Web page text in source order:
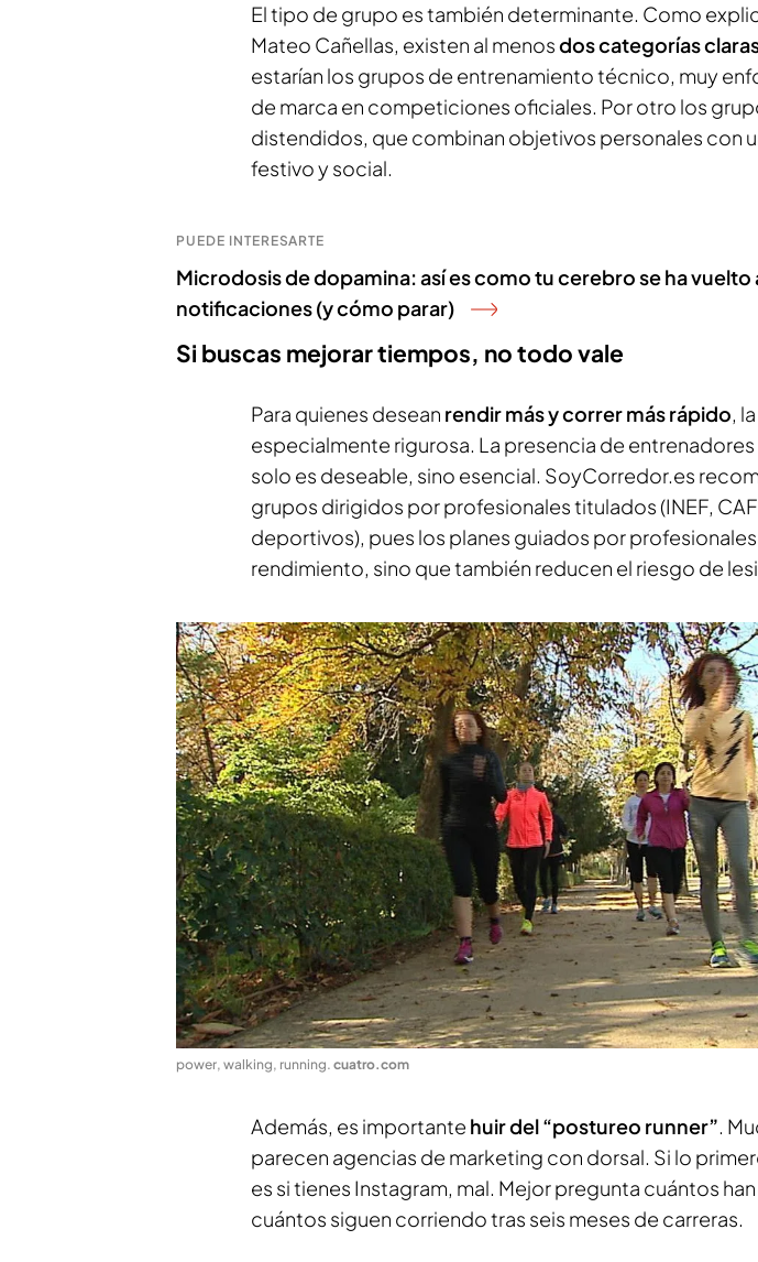
El tipo de grupo es también determinante. Como
Mateo Cañellas, existen al menosdos categorías
estarían los grupos de entrenamiento técnico, muy
de marca en competiciones oficiales. Por otro los
distendidos, que combinan objetivos personales con
festivo y social.
PUEDE INTERESARTE
Microdosis de dopamina: así es como tu cerebro se ha vuelto
notificaciones (y cómo parar)
Si buscas mejorar tiempos, no todo vale
Para quienes desean rendir más y correr más rápido,
especialmente rigurosa. La presencia de
solo es deseable, sino esencial. SoyCorredor.es
grupos dirigidos por profesionales titulados (INEF,
deportivos), pues los planes guiados por
rendimiento, sino que también reducen el riesgo de
power, walking, running. cuatro.com
Además, es importante huir del “postureo runner”.
parecen agencias de marketing con dorsal. Si lo
es si tienes Instagram, mal. Mejor pregunta cuántos
cuántos siguen corriendo tras seis meses de carreras.